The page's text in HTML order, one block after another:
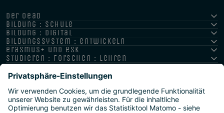
der oead
bildung : schule
bildung : digital
bildungssystem : entwickeln
erasmus+ und esk
studieren : forschen : lehren
hochschule : strategie : international